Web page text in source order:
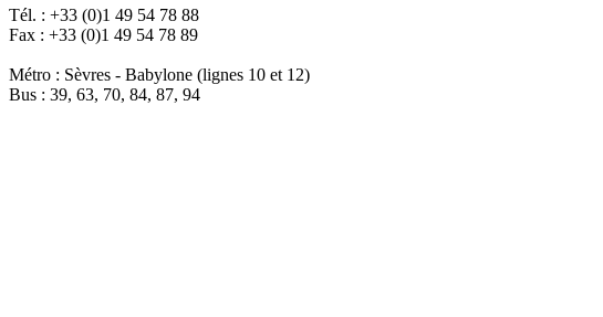
Tél. : +33 (0)1 49 54 78 88
Fax : +33 (0)1 49 54 78 89
Métro : Sèvres - Babylone (lignes 10 et 12)
Bus : 39, 63, 70, 84, 87, 94